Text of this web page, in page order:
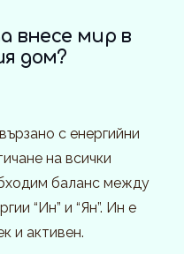
внесе мир в
дом?
с енергийни
на всички
баланс между
“Ин” и “Ян”. Ин е
и активен.